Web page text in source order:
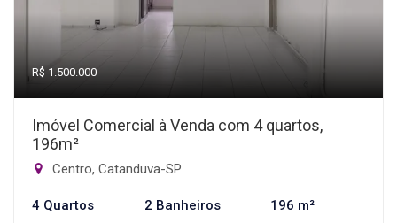
R$ 1.500.000
Imóvel Comercial à Venda com 4 quartos,
196m²
Centro, Catanduva-SP
4 Quartos 2 Banheiros 196 m²